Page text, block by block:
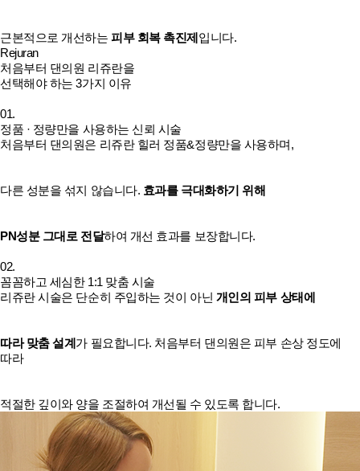
근본적으로 개선하는피부 회복 촉진제입니다.
Rejuran
처음부터 댄의원 리쥬란을
선택해야 하는 3가지 이유
01.
정품 · 정량만을 사용하는 신뢰 시술
처음부터 댄의원은 리쥬란 힐러 정품&정량만을 사용하며,
다른 성분을 섞지 않습니다. 효과를 극대화하기 위해
PN성분 그대로 전달하여 개선 효과를 보장합니다.
02.
꼼꼼하고 세심한 1:1 맞춤 시술
리쥬란 시술은 단순히 주입하는 것이 아닌 개인의 피부 상태에
따라 맞춤 설계가 필요합니다. 처음부터 댄의원은 피부 손상 정도에
따라
적절한 깊이와 양을 조절하여 개선될 수 있도록 합니다.